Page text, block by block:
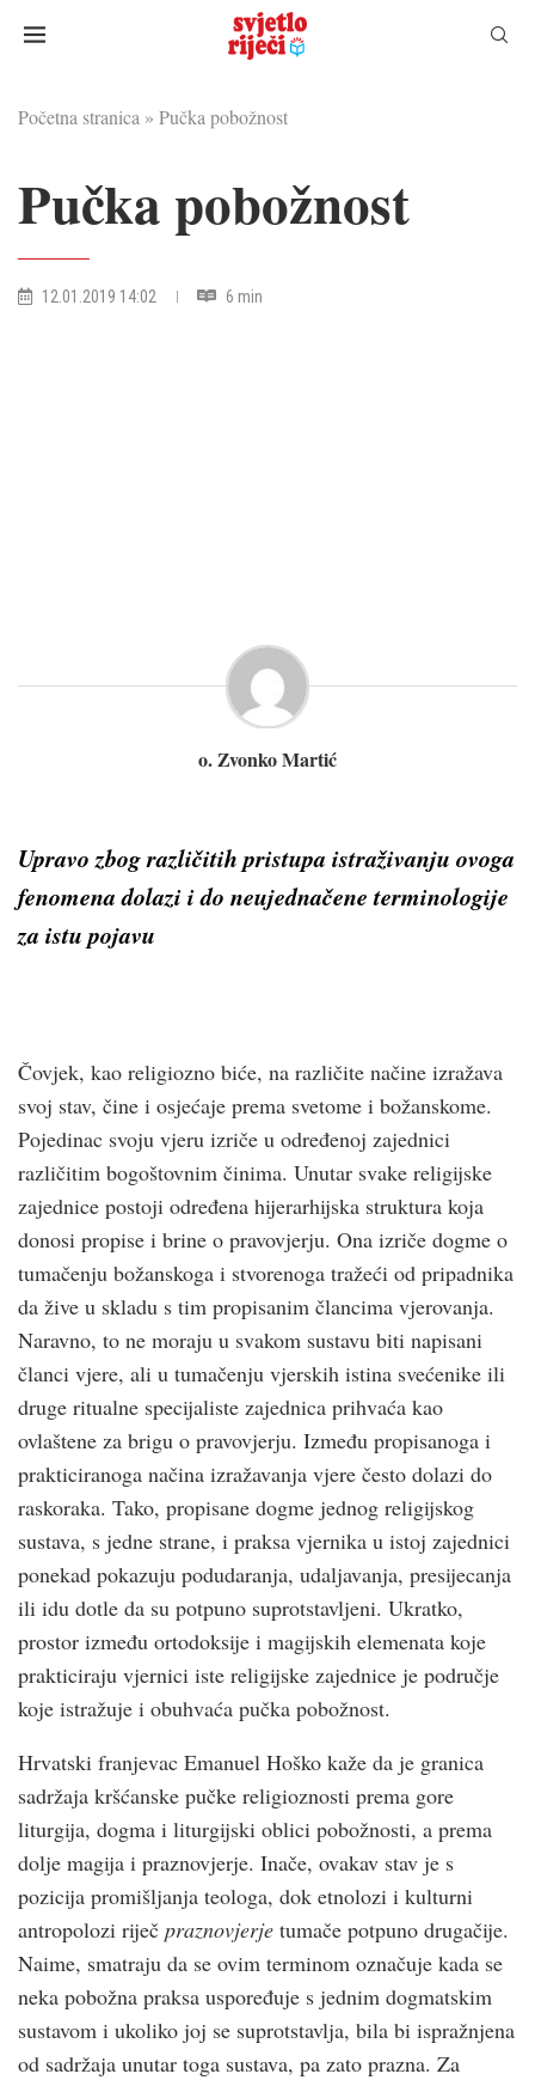
Početna stranica » Pučka pobožnost
Pučka pobožnost
12.01.2019 14:02 6 min
o. Zvonko Martić
Upravo zbog različitih pristupa istraživanju ovoga
fenomena dolazi i do neujednačene terminologije
za istu pojavu
Čovjek, kao religiozno biće, na različite načine izražava
svoj stav, čine i osjećaje prema svetome i božanskome.
Pojedinac svoju vjeru izriče u određenoj zajednici
različitim bogoštovnim činima. Unutar svake religijske
zajednice postoji određena hijerarhijska struktura koja
donosi propise i brine o pravovjerju. Ona izriče dogme o
tumačenju božanskoga i stvorenoga tražeći od pripadnika
da žive u skladu s tim propisanim člancima vjerovanja.
Naravno, to ne moraju u svakom sustavu biti napisani
članci vjere, ali u tumačenju vjerskih istina svećenike ili
druge ritualne specijaliste zajednica prihvaća kao
ovlaštene za brigu o pravovjerju. Između propisanoga i
prakticiranoga načina izražavanja vjere često dolazi do
raskoraka. Tako, propisane dogme jednog religijskog
sustava, s jedne strane, i praksa vjernika u istoj zajednici
ponekad pokazuju podudaranja, udaljavanja, presijecanja
ili idu dotle da su potpuno suprotstavljeni. Ukratko,
prostor između ortodoksije i magijskih elemenata koje
prakticiraju vjernici iste religijske zajednice je područje
koje istražuje i obuhvaća pučka pobožnost.
Hrvatski franjevac Emanuel Hoško kaže da je granica
sadržaja kršćanske pučke religioznosti prema gore
liturgija, dogma i liturgijski oblici pobožnosti, a prema
dolje magija i praznovjerje. Inače, ovakav stav je s
pozicija promišljanja teologa, dok etnolozi i kulturni
antropolozi riječ praznovjerje tumače potpuno drugačije.
Naime, smatraju da se ovim terminom označuje kada se
neka pobožna praksa uspoređuje s jednim dogmatskim
sustavom i ukoliko joj se suprotstavlja, bila bi ispražnjena
od sadržaja unutar toga sustava, pa zato prazna. Za